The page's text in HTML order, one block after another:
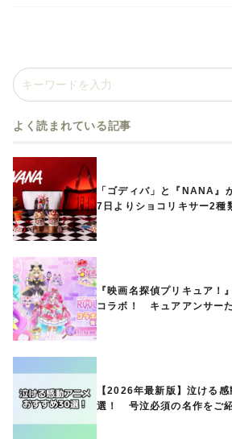
よく読まれている記事
「ゴディバ」と『NANA
7日よりショコリキサー2種
『映画名探偵プリキュア！
コラボ！ キュアアンサー
【2026年最新版】泣ける
選！ 号泣必須の名作をご